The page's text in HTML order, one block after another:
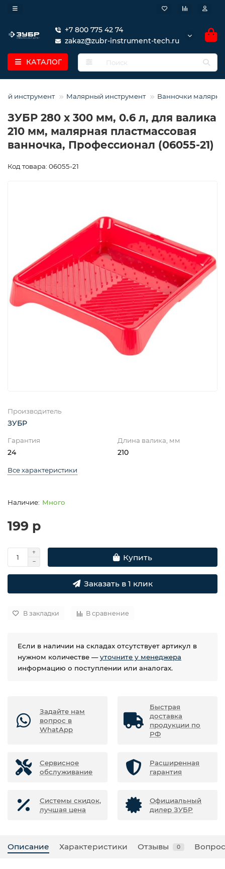
+7 800 775 42 74
zakaz@zubr-instrument-tech.ru
КАТАЛОГ
инструмент Малярный инструмент Ванночки
ЗУБР 280 х 300 мм, 0.6 л, для валика
210 мм, малярная пластмассовая
ванночка, Профессионал (06055-21)
Код товара: 06055-21
Производитель
ЗУБР
Гарантия
24
Длина валика, мм
210
Все характеристики
Много
199 р
Купить
Заказать в 1 клик
В закладки В сравнение
Если в наличии на складах отсутствует артикул в
нужном количестве —уточните у менеджера
информацию о поступлении или аналогах.
Задайте нам
вопрос в
WhatApp
Быстрая
доставка
продукции по
РФ
Сервисное
обслуживание
Расширенная
гарантия
Системы скидок,
лучшая цена
Официальный
дилер ЗУБР
Описание Характеристики Отзывы 0